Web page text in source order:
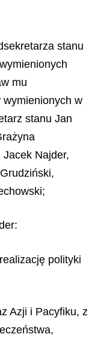
stanu
mu
wymienionych w
stanu Jan
Najder,
polityki
Azji i Pacyfiku, z